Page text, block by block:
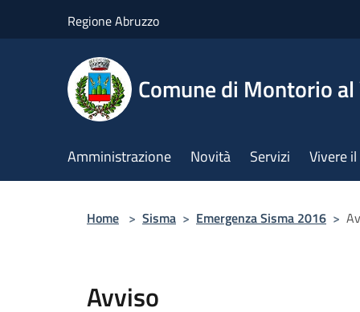
Regione Abruzzo
Comune di Montorio
Amministrazione Novità Servizi Vivere
Home > Sisma > Emergenza Sisma 2016 >
Avviso